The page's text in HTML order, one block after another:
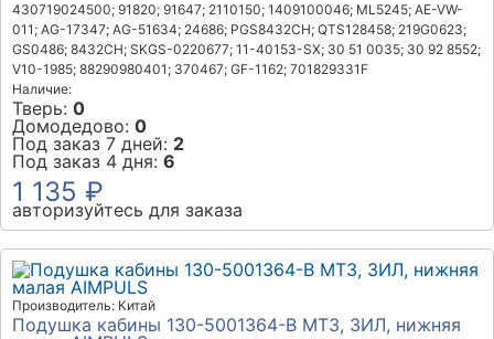
430719024500; 91820; 91647; 2110150; 1409100046; ML5245; AE-VW-
011; AG-17347; AG-51634; 24686; PGS8432CH; QTS128458; 219G0623;
GS0486; 8432CH; SKGS-0220677; 11-40153-SX; 30 51 0035; 30 92 8552;
V10-1985; 88290980401; 370467; GF-1162; 701829331F
Наличие:
Тверь: 0
Домодедово: 0
Под заказ 7 дней: 2
Под заказ 4 дня: 6
1 135 ₽
авторизуйтесь для заказа
Производитель: Китай
Подушка кабины 130-5001364-В МТЗ, ЗИЛ, нижняя